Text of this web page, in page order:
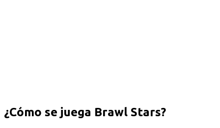
¿Cómo se juega Brawl Stars?